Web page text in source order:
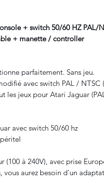
+ switch 50/60 HZ PAL/
manette / controller
parfaitement. Sans jeu.
avec switch PAL / NTSC
les jeux pour Atari Jaguar
avec switch 50/60 hz
(100 à 240V), avec prise
vous aurez besoin d'un